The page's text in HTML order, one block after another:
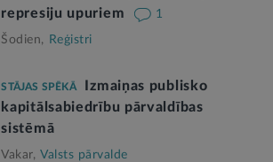
represiju upuriem
1
Šodien, Reģistri
STĀJAS SPĒKĀ
Izmaiņas publisko
kapitālsabiedrību pārvaldības
sistēmā
Vakar, Valsts pārvalde